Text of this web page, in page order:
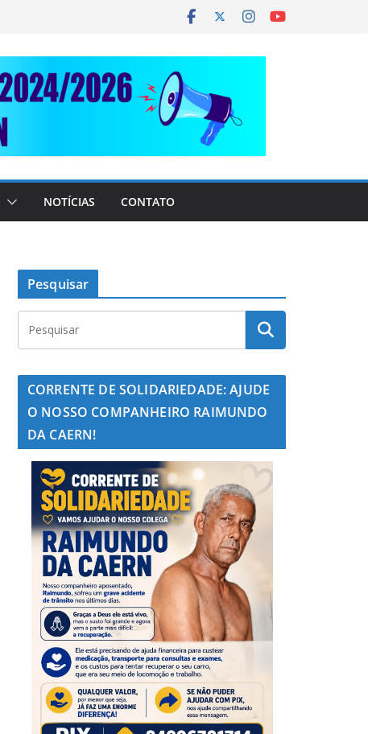
NOTÍCIAS CONTATO
Pesquisar
CORRENTE DE SOLIDARIEDADE: AJUDE
O NOSSO COMPANHEIRO RAIMUNDO
DA CAERN!